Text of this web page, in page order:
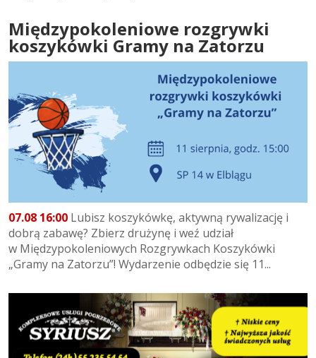
Międzypokoleniowe rozgrywki
koszykówki Gramy na Zatorzu
07.08 16:00 Lubisz koszykówkę, aktywną rywalizację i
dobrą zabawę? Zbierz drużynę i weź udział
w Międzypokoleniowych Rozgrywkach Koszykówki
„Gramy na Zatorzu”! Wydarzenie odbędzie się 11...